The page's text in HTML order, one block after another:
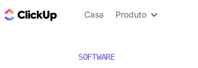
ClickUp Blogue
Casa Produto
SOFTWARE